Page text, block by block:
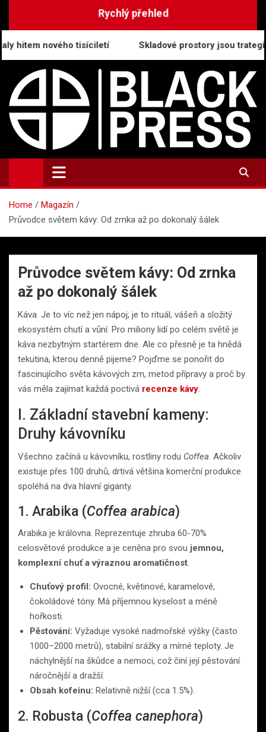
Rychlý přehled
tisíciletí Skladové prostory jsou trategický pilíř
BlackPress.cz
Aktuality, informace a tiskové zprávy
Home
Magazín
Průvodce světem kávy: Od zrnka až po dokonalý šálek
Průvodce světem kávy: Od zrnka
až po dokonalý šálek
Káva. Je to víc než jen nápoj; je to rituál, vášeň a složitý
ekosystém chutí a vůní. Pro miliony lidí po celém světě je
káva nezbytným startérem dne. Ale co přesně je ta hnědá
tekutina, kterou denně pijeme? Pojďme se ponořit do
fascinujícího světa kávových zrn, metod přípravy a proč by
vás měla zajímat každá poctivá recenze kávy.
I. Základní stavební kameny:
Druhy kávovníku
Všechno začíná u kávovníku, rostliny rodu Coffea. Ačkoliv
existuje přes 100 druhů, drtivá většina komerční produkce
spoléhá na dva hlavní giganty.
1. Arabika (Coffea arabica)
Arabika je královna. Reprezentuje zhruba 60-70%
celosvětové produkce a je ceněna pro svou jemnou,
komplexní chuť a výraznou aromatičnost.
Chuťový profil: Ovocné, květinové, karamelové,
čokoládové tóny. Má příjemnou kyselost a méně
hořkosti.
Pěstování: Vyžaduje vysoké nadmořské výšky (často
1000–2000 metrů), stabilní srážky a mírné teploty. Je
náchylnější na škůdce a nemoci, což činí její pěstování
náročnější a dražší.
Obsah kofeinu: Relativně nižší (cca 1.5%).
2. Robusta (Coffea canephora)